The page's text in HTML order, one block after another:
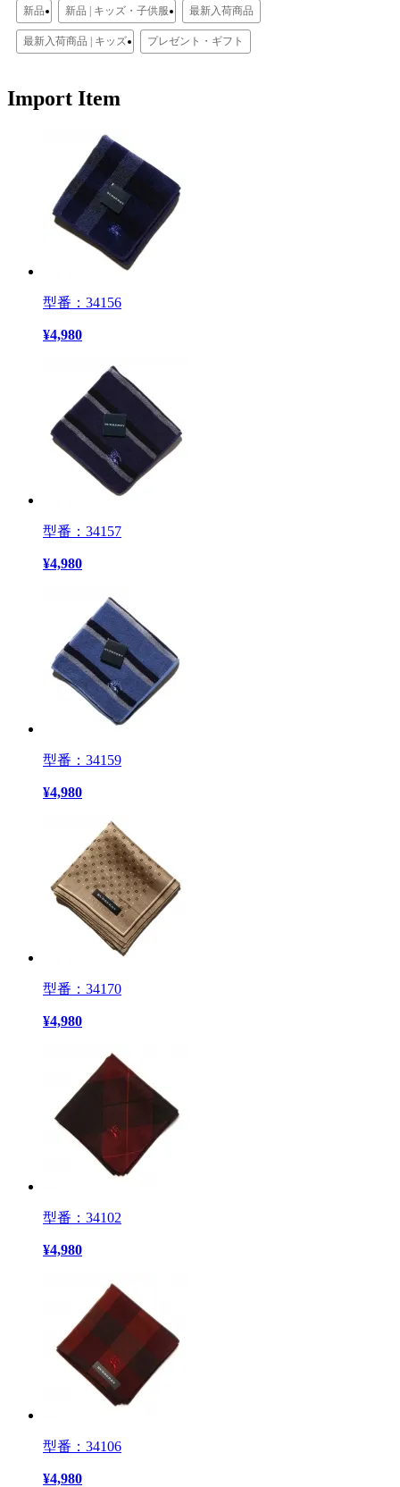
新品 新品 | キッズ・子供服 最新入荷商品
最新入荷商品 | キッズ プレゼント・ギフト
Import Item
型番：34156
¥4,980
型番：34157
¥4,980
型番：34159
¥4,980
型番：34170
¥4,980
型番：34102
¥4,980
型番：34106
¥4,980